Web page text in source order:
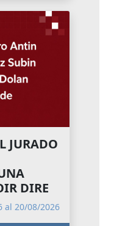
JURADO
DIRE
al 20/08/2026